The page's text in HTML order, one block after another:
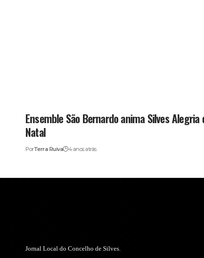
Ensemble São Bernardo anima Silves Alegria
Natal
PorTerra Ruiva 4 anos atrás
Jornal Local do Concelho de Silves.